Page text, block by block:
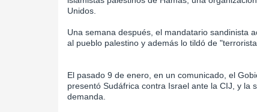
Unidos.
Una semana después, el mandatario sandinista
al pueblo palestino y además lo tildó de
El pasado 9 de enero, en un comunicado, el
presentó Sudáfrica contra Israel ante la CIJ, y la
demanda.